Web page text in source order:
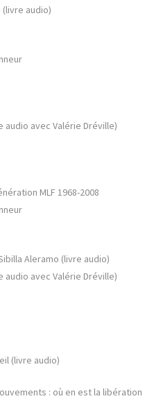
(livre audio)
avec Valérie Dréville)
MLF 1968-2008
Aleramo (livre audio)
avec Valérie Dréville)
(livre audio)
: où en est la libération